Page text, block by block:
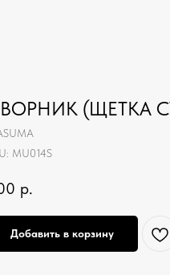
(ЩЕТКА
MU014S
р.
Добавить в корзину